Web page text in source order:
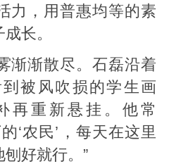
力，用普惠均等的素
长。
渐渐散尽。石磊沿着
被风吹损的学生画
再重新悬挂。他常
‘农民’，每天在这里
好就行。”